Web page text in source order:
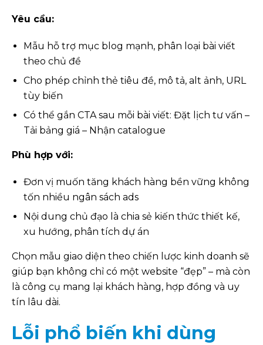
Yêu cầu:
Mẫu hỗ trợ mục blog mạnh, phân loại bài viết
theo chủ đề
Cho phép chỉnh thẻ tiêu đề, mô tả, alt ảnh, URL
tùy biến
Có thể gắn CTA sau mỗi bài viết: Đặt lịch tư vấn –
Tải bảng giá – Nhận catalogue
Phù hợp với:
Đơn vị muốn tăng khách hàng bền vững không
tốn nhiều ngân sách ads
Nội dung chủ đạo là chia sẻ kiến thức thiết kế,
xu hướng, phân tích dự án
Chọn mẫu giao diện theo chiến lược kinh doanh sẽ
giúp bạn không chỉ có một website “đẹp” – mà còn
là công cụ mang lại khách hàng, hợp đồng và uy
tín lâu dài.
Lỗi phổ biến khi dùng